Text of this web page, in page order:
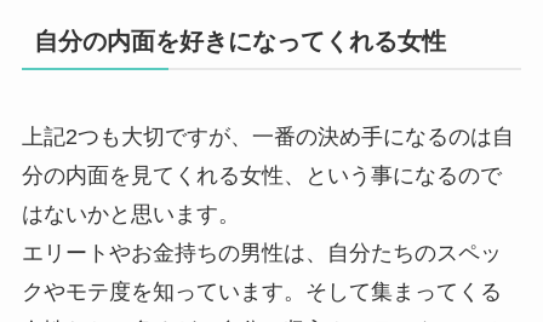
自分の内面を好きになってくれる女性
上記2つも大切ですが、一番の決め手になるのは自
分の内面を見てくれる女性、という事になるので
はないかと思います。
エリートやお金持ちの男性は、自分たちのスペッ
クやモテ度を知っています。そして集まってくる